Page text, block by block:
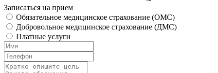
Записаться на прием
Обязательное медицинское страхование (OMC)
Добровольное медицинское страхование (ДМС)
Платные услуги